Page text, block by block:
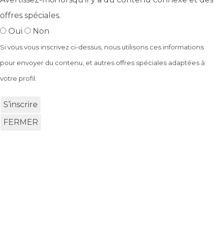
offres spéciales.
Oui
Non
Si vous vous inscrivez ci-dessus, nous utilisons ces informations
pour envoyer du contenu, et autres offres spéciales adaptées à
votre profil.
S’inscrire
FERMER